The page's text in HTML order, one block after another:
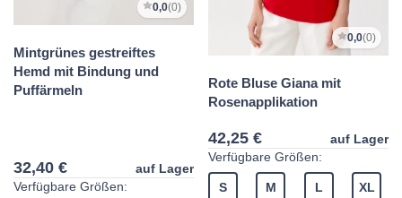
0,0(0)
Mintgrünes gestreiftes
Hemd mit Bindung und
Puffärmeln
32,40 €
auf Lager
Verfügbare Größen:
0,0(0)
Rote Bluse Giana mit
Rosenapplikation
42,25 €
auf Lager
Verfügbare Größen:
S M L XL